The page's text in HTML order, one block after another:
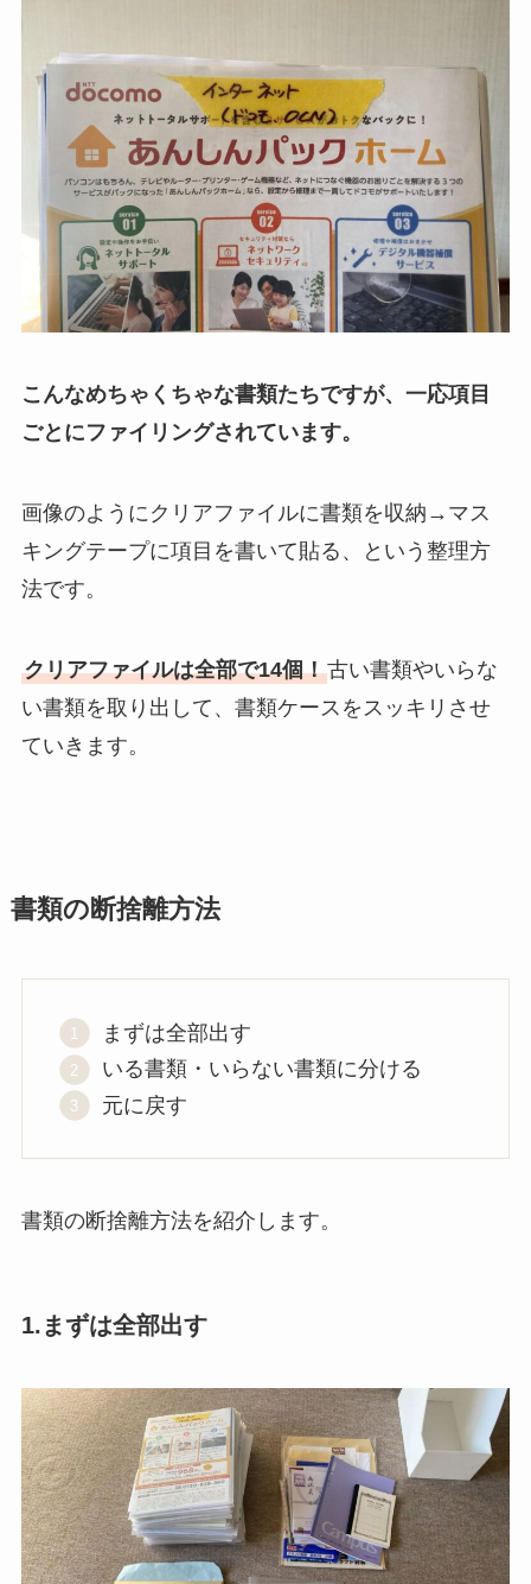
こんなめちゃくちゃな書類たちですが、一応項目
ごとにファイリングされています。
画像のようにクリアファイルに書類を収納→マス
キングテープに項目を書いて貼る、という整理方
法です。
クリアファイルは全部で14個！古い書類やいらな
い書類を取り出して、書類ケースをスッキリさせ
ていきます。
書類の断捨離方法
まずは全部出す
いる書類・いらない書類に分ける
元に戻す
書類の断捨離方法を紹介します。
1.まずは全部出す